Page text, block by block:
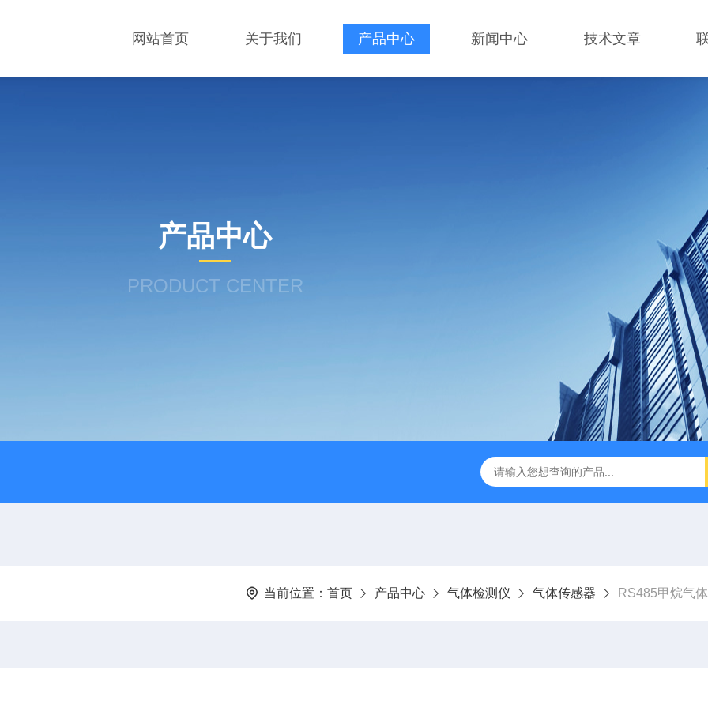
网站首页 关于我们 产品中心 新闻中心 技术文章
产品中心
PRODUCT CENTER
当前位置： 首页 产品中心 气体检测仪 气体传感器 RS485甲烷气